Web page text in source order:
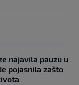
najavila pauzu u
pojasnila zašto